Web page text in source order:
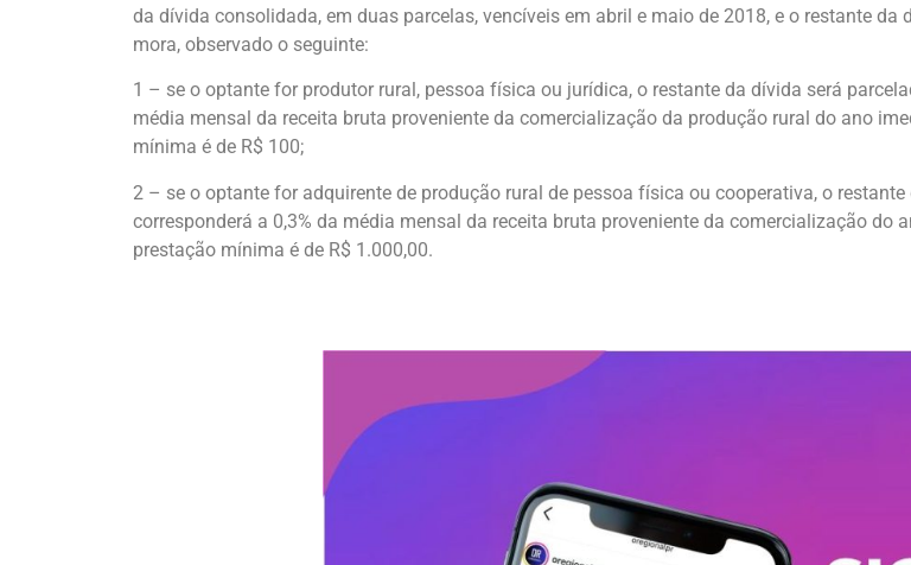
da dívida consolidada, em duas parcelas, vencíveis em abril e maio de 2018, e o restante
mora, observado o seguinte:
1 – se o optante for produtor rural, pessoa física ou jurídica, o restante da dívida será
média mensal da receita bruta proveniente da comercialização da produção rural do ano
mínima é de R$ 100;
2 – se o optante for adquirente de produção rural de pessoa física ou cooperativa, o
corresponderá a 0,3% da média mensal da receita bruta proveniente da comercialização
prestação mínima é de R$ 1.000,00.